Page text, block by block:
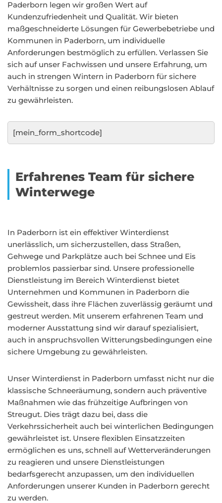
Paderborn legen wir großen Wert auf
Kundenzufriedenheit und Qualität. Wir bieten
maßgeschneiderte Lösungen für Gewerbebetriebe und
Kommunen in Paderborn, um individuelle
Anforderungen bestmöglich zu erfüllen. Verlassen Sie
sich auf unser Fachwissen und unsere Erfahrung, um
auch in strengen Wintern in Paderborn für sichere
Verhältnisse zu sorgen und einen reibungslosen Ablauf
zu gewährleisten.
[mein_form_shortcode]
Erfahrenes Team für sichere
Winterwege
In Paderborn ist ein effektiver Winterdienst
unerlässlich, um sicherzustellen, dass Straßen,
Gehwege und Parkplätze auch bei Schnee und Eis
problemlos passierbar sind. Unsere professionelle
Dienstleistung im Bereich Winterdienst bietet
Unternehmen und Kommunen in Paderborn die
Gewissheit, dass ihre Flächen zuverlässig geräumt und
gestreut werden. Mit unserem erfahrenen Team und
moderner Ausstattung sind wir darauf spezialisiert,
auch in anspruchsvollen Witterungsbedingungen eine
sichere Umgebung zu gewährleisten.
Unser Winterdienst in Paderborn umfasst nicht nur die
klassische Schneeräumung, sondern auch präventive
Maßnahmen wie das frühzeitige Aufbringen von
Streugut. Dies trägt dazu bei, dass die
Verkehrssicherheit auch bei winterlichen Bedingungen
gewährleistet ist. Unsere flexiblen Einsatzzeiten
ermöglichen es uns, schnell auf Wetterveränderungen
zu reagieren und unsere Dienstleistungen
bedarfsgerecht anzupassen, um den individuellen
Anforderungen unserer Kunden in Paderborn gerecht
zu werden.